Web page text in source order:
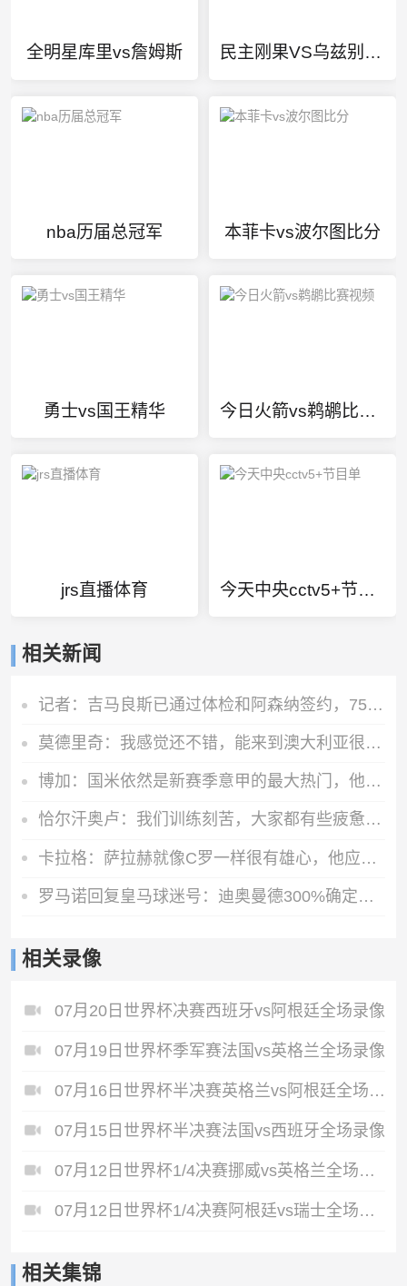
全明星库里vs詹姆斯 民主刚果VS乌兹别克斯坦今日赛事直播
nba历届总冠军 本菲卡vs波尔图比分
勇士vs国王精华 今日火箭vs鹈鹕比赛视频
jrs直播体育 今天中央cctv5+节目单
相关新闻
记者：吉马良斯已通过体检和阿森纳签约，7500万镑分期3年支付
莫德里奇：我感觉还不错，能来到澳大利亚很棒，希望球队继续提高
博加：国米依然是新赛季意甲的最大热门，他们是卫冕冠军
恰尔汗奥卢：我们训练刻苦，大家都有些疲惫但储备体能至关重要
卡拉格：萨拉赫就像C罗一样很有雄心，他应该去意甲而不是土耳其
罗马诺回复皇马球迷号：迪奥曼德300%确定加盟皇马
相关录像
07月20日世界杯决赛西班牙vs阿根廷全场录像
07月19日世界杯季军赛法国vs英格兰全场录像
07月16日世界杯半决赛英格兰vs阿根廷全场录像
07月15日世界杯半决赛法国vs西班牙全场录像
07月12日世界杯1/4决赛挪威vs英格兰全场录像
07月12日世界杯1/4决赛阿根廷vs瑞士全场录像
相关集锦